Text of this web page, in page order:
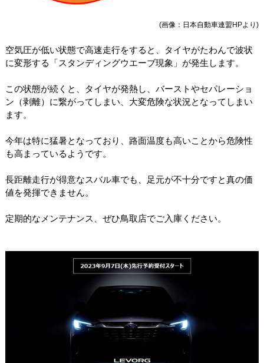
(画像：日本自動車連盟HPより)
空気圧が低い状態で高速走行をすると、タイヤがたわんで波状
に変形する「スタンディングウエーブ現象」が発生します。
この状態が続くと、タイヤが発熱し、バーストやセパレーショ
ン（剥離）に繋がってしまい、大変危険な状況となってしまい
ます。
今年は特に猛暑となっており、路面温度も高いことから危険性
も高まっているようです。
長距離走行が得意なスバル車でも、足元が不十分ですと真の価
値を発揮できません。
定期的なメンテナンス、ぜひ鳥取店でご入庫ください。